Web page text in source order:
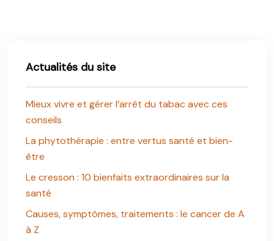
Actualités du site
Mieux vivre et gérer l’arrêt du tabac avec ces
conseils
La phytothérapie : entre vertus santé et bien-
être
Le cresson : 10 bienfaits extraordinaires sur la
santé
Causes, symptômes, traitements : le cancer de A
à Z